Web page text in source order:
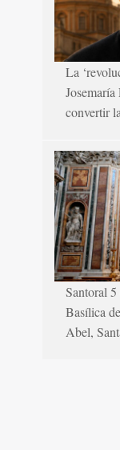
La
Josemaría
convertir
Santoral
Basílica
Abel,